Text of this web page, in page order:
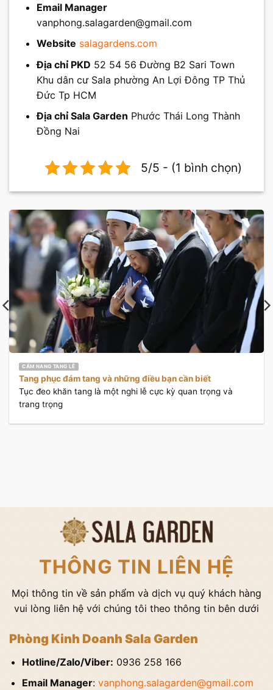
Email Manager
vanphong.salagarden@gmail.com
Website salagardens.com
Địa chỉ PKD 52 54 56 Đường B2 Sari Town
Khu dân cư Sala phường An Lợi Đông TP Thủ
Đức Tp HCM
Địa chỉ Sala Garden Phước Thái Long Thành
Đồng Nai
5/5 - (1 bình chọn)
CẨM NANG TANG LỄ
Tang phục đám tang và những điều bạn cần biết
Tục đeo khăn tang là một nghi lễ cực kỳ quan trọng và
trang trọng
THÔNG TIN LIÊN HỆ
Mọi thông tin về sản phẩm và dịch vụ quý khách hàng
vui lòng liên hệ với chúng tôi theo thông tin bên dưới
Phòng Kinh Doanh Sala Garden
Hotline/Zalo/Viber: 0936 258 166
Email Manager: vanphong.salagarden@gmail.com